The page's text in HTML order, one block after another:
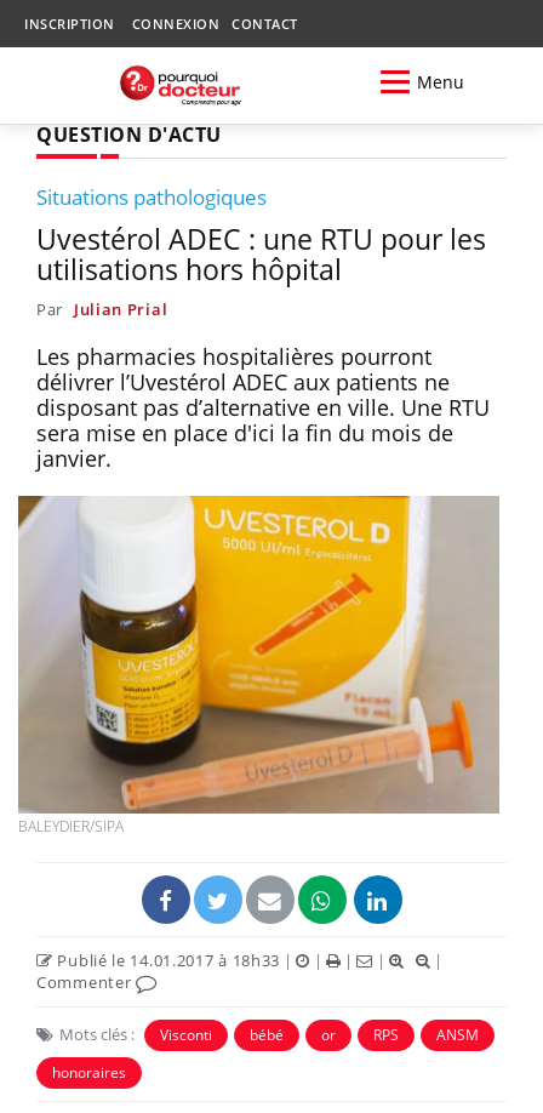
INSCRIPTION CONNEXION CONTACT
Menu
QUESTION D'ACTU
Situations pathologiques
Uvestérol ADEC : une RTU pour les
utilisations hors hôpital
Par Julian Prial
Les pharmacies hospitalières pourront
délivrer l’Uvestérol ADEC aux patients ne
disposant pas d’alternative en ville. Une RTU
sera mise en place d'ici la fin du mois de
janvier.
BALEYDIER/SIPA
Publié le 14.01.2017 à 18h33 | | | |
|
Commenter
Mots clés : Visconti bébé or RPS
ANSM
honoraires